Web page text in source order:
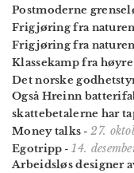
Postmoderne
Frigjøring fra
Frigjøring fra
Klassekamp fra
Det norske
Også Hreinn
skattebetalerne har
Money talks -27.
Egotripp -14.
Arbeidsløs designer